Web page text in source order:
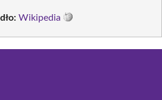
Wikipedia